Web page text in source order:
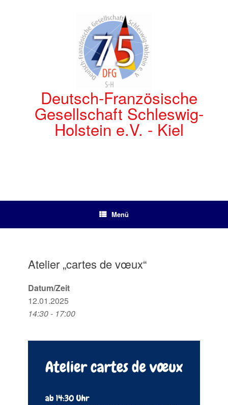
Deutsch-Französische
Gesellschaft Schleswig-
Holstein e.V. - Kiel
Menü
Atelier „cartes de vœux“
Datum/Zeit
12.01.2025
14:30 - 17:00